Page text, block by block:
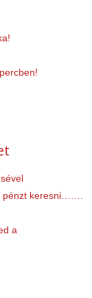
pénzt keresni…….
a